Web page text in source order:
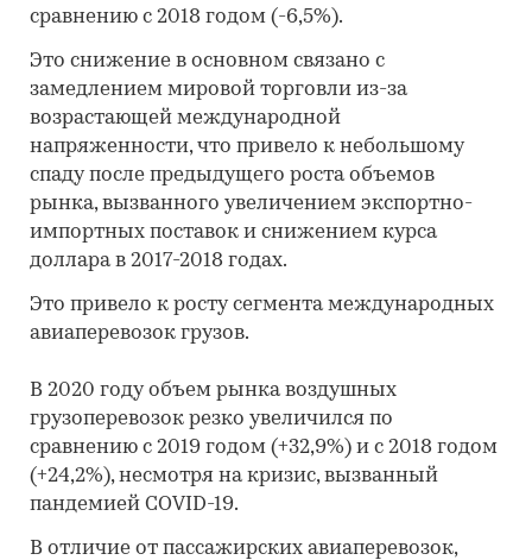
сравнению с 2018 годом (-6,5%).
Это снижение в основном связано с
замедлением мировой торговли из-за
возрастающей международной
напряженности, что привело к небольшому
спаду после предыдущего роста объемов
рынка, вызванного увеличением экспортно-
импортных поставок и снижением курса
доллара в 2017-2018 годах.
Это привело к росту сегмента международных
авиаперевозок грузов.
В 2020 году объем рынка воздушных
грузоперевозок резко увеличился по
сравнению с 2019 годом (+32,9%) и с 2018 годом
(+24,2%), несмотря на кризис, вызванный
пандемией COVID-19.
В отличие от пассажирских авиаперевозок,